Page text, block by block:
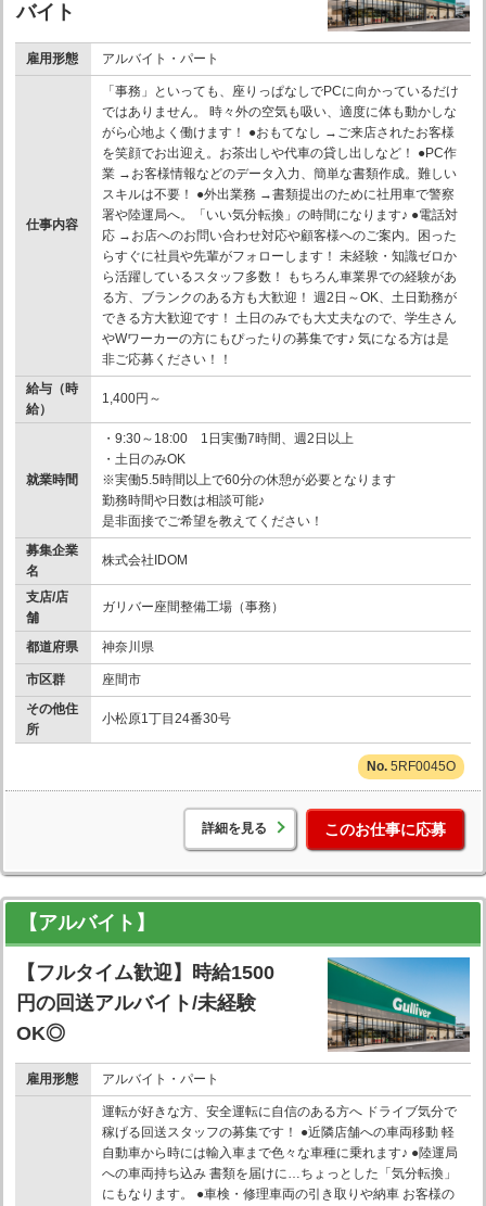
バイト
雇用形態 アルバイト・パート
仕事内容
「事務」といっても、座りっぱなしでPCに向かっているだけ
ではありません。 時々外の空気も吸い、適度に体も動かしな
がら心地よく働けます！ ●おもてなし →ご来店されたお客様
を笑顔でお出迎え。お茶出しや代車の貸し出しなど！ ●PC作
業 →お客様情報などのデータ入力、簡単な書類作成。難しい
スキルは不要！ ●外出業務 →書類提出のために社用車で警察
署や陸運局へ。「いい気分転換」の時間になります♪ ●電話対
応 →お店へのお問い合わせ対応や顧客様へのご案内。困った
らすぐに社員や先輩がフォローします！ 未経験・知識ゼロか
ら活躍しているスタッフ多数！ もちろん車業界での経験があ
る方、ブランクのある方も大歓迎！ 週2日～OK、土日勤務が
できる方大歓迎です！ 土日のみでも大丈夫なので、学生さん
やWワーカーの方にもぴったりの募集です♪ 気になる方は是
非ご応募ください！！
給与（時
給）
1,400円～
就業時間
・9:30～18:00 1日実働7時間、週2日以上
・土日のみOK
※実働5.5時間以上で60分の休憩が必要となります
勤務時間や日数は相談可能♪
是非面接でご希望を教えてください！
募集企業
名
株式会社IDOM
支店/店
舗
ガリバー座間整備工場（事務）
都道府県 神奈川県
市区群
座間市
その他住
所
小松原1丁目24番30号
5RF0045O
詳細を見る このお仕事に応募
【アルバイト】
【フルタイム歓迎】時給1500
円の回送アルバイト/未経験
OK◎
雇用形態 アルバイト・パート
運転が好きな方、安全運転に自信のある方へ ドライブ気分で
稼げる回送スタッフの募集です！ ●近隣店舗への車両移動 軽
自動車から時には輸入車まで色々な車種に乗れます♪ ●陸運局
への車両持ち込み 書類を届けに…ちょっとした「気分転換」
にもなります。 ●車検・修理車両の引き取りや納車 お客様の